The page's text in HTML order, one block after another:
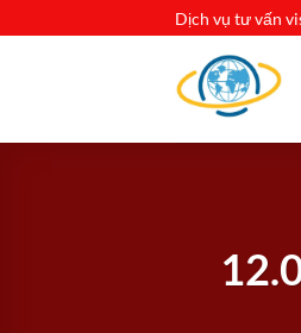
Dịch vụ tư vấn